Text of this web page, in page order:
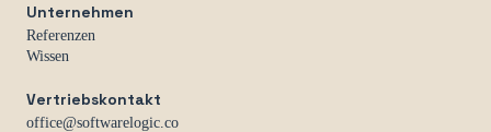
Unternehmen
Referenzen
Wissen
Vertriebskontakt
office@softwarelogic.co